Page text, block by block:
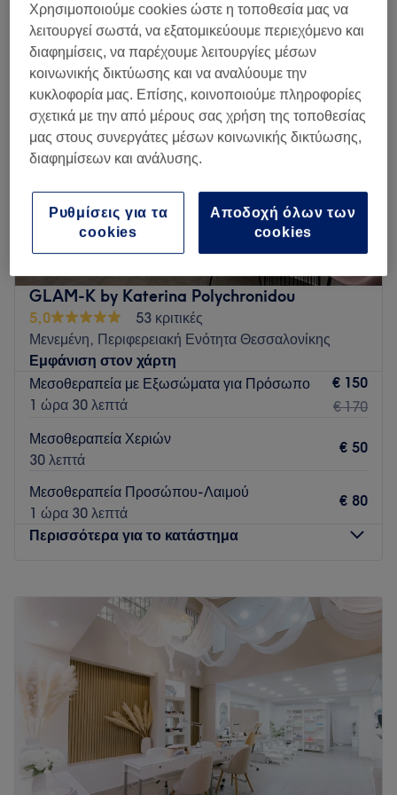
μη ενέσιμη μεσοθεραπεία κοντά Εύοσμος, Περιφερειακή Ενότητα
Θεσσαλονίκης
GLAM-K by Katerina Polychronidou
5,0
53 κριτικές
Μενεμένη, Περιφερειακή Ενότητα Θεσσαλονίκης
Εμφάνιση στον χάρτη
Μεσοθεραπεία με Εξωσώματα για Πρόσωπο
1 ώρα 30 λεπτά
€ 150
€ 170
Μεσοθεραπεία Χεριών
30 λεπτά
€ 50
Μεσοθεραπεία Προσώπου-Λαιμού
1 ώρα 30 λεπτά
€ 80
Περισσότερα για το κατάστημα
–20:00
09:00 –20:00
09:00
Παρασκευή
09:00 –20:00
Σάββατο
Κλειστό
Η Κατερίνα Πολυχρονίδου
είναι μία από τις κορυφαίες Permanent Make Up Artists
Χρησιμοποιούμε cookies ώστε η τοποθεσία μας να
λειτουργεί σωστά, να εξατομικεύουμε περιεχόμενο και
διαφημίσεις, να παρέχουμε λειτουργίες μέσων
κοινωνικής δικτύωσης και να αναλύουμε την
κυκλοφορία μας. Επίσης, κοινοποιούμε πληροφορίες
σχετικά με την από μέρους σας χρήση της τοποθεσίας
μας στους συνεργάτες μέσων κοινωνικής δικτύωσης,
διαφημίσεων και ανάλυσης.
Αποδοχή όλων των
cookies
Ρυθμίσεις για τα
cookies